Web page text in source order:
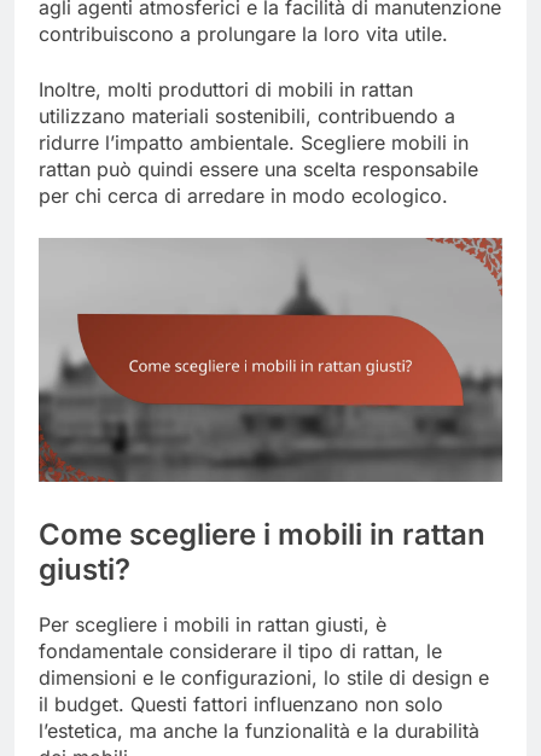
agli agenti atmosferici e la facilità di manutenzione
contribuiscono a prolungare la loro vita utile.
Inoltre, molti produttori di mobili in rattan
utilizzano materiali sostenibili, contribuendo a
ridurre l’impatto ambientale. Scegliere mobili in
rattan può quindi essere una scelta responsabile
per chi cerca di arredare in modo ecologico.
Come scegliere i mobili in rattan
giusti?
Per scegliere i mobili in rattan giusti, è
fondamentale considerare il tipo di rattan, le
dimensioni e le configurazioni, lo stile di design e
il budget. Questi fattori influenzano non solo
l’estetica, ma anche la funzionalità e la durabilità